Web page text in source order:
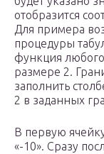
отобразится
Для примера
процедуры
функция
размере 2.
заполнить
2 в заданных
В первую
«-10». Сразу